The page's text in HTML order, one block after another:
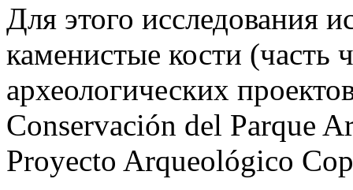
Для этого исследования
каменистые кости (часть
археологических
Conservación del Parque
Proyecto Arqueológico